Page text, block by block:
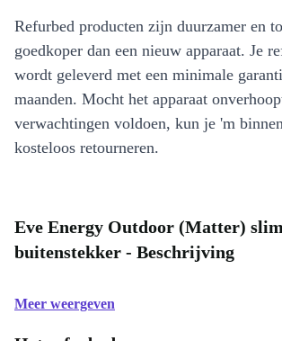
Refurbed producten zijn duurzamer en
goedkoper dan een nieuw apparaat. Je
wordt geleverd met een minimale
maanden. Mocht het apparaat
verwachtingen voldoen, kun je 'm
kosteloos retourneren.
Eve Energy Outdoor (Matter)
buitenstekker - Beschrijving
Meer weergeven